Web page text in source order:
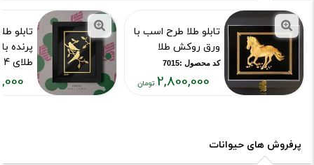
تابلو طلا طرح اسب با
ورق روکش طلا
کد محصول :7015
2,800,000
تومان
تابلو
پرنده
طلای 24 عیار
کد محصول
پرفروش های حیوانات